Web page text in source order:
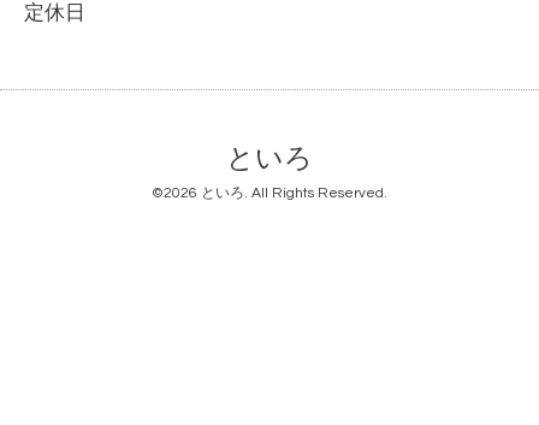
定休日
といろ
©2026 といろ. All Rights Reserved.